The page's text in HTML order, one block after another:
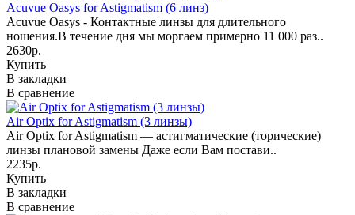
Acuvue Oasys for Astigmatism (6 линз)
Acuvue Oasys - Контактные линзы для длительного
ношения.В течение дня мы моргаем примерно 11 000 раз..
2630р.
Купить
В закладки
В сравнение
Air Optix for Astigmatism (3 линзы)
Air Optix for Astigmatism — астигматические (торические)
линзы плановой замены Даже если Вам постави..
2235р.
Купить
В закладки
В сравнение